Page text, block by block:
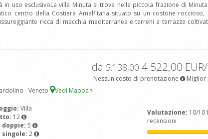
in uso esclusivoLa villa Minuta si trova nella piccola frazione di
centro della Costiera Amalfitana situato su un costone roccioso,
ricca di macchia mediterranea e terreni a terrazze
da 5.138,00 4.522,00
Nessun costo di prenotazione
Miglior
- Veneto Vedi Mappa 7
Villa
12
doppie: 5
singole: 2
Valutazione: 10/10
recensioni